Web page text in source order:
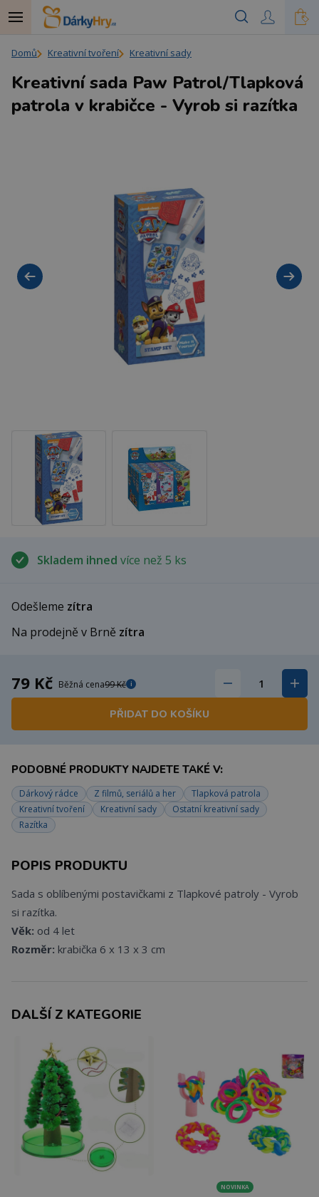
Domů Kreativní tvoření Kreativní sady
Skladem ihned více než 5 ks
Odešleme zítra
Na prodejně v Brně zítra
79 Kč Běžná cena99 Kč i
PŘIDAT DO KOŠÍKU
PODOBNÉ PRODUKTY NAJDETE TAKÉ V:
Dárkový rádce Z filmů, seriálů a her
Tlapková patrola
Kreativní tvoření
Kreativní sady
Ostatní kreativní sady
Razítka
Kreativní sada Paw Patrol/Tlapková
patrola v krabičce - Vyrob si razítka
POPIS PRODUKTU
Sada s oblíbenými postavičkami z Tlapkové patroly - Vyrob
si razítka.
Věk: od 4 let
Rozměr: krabička 6 x 13 x 3 cm
DALŠÍ Z KATEGORIE
NOVINKA